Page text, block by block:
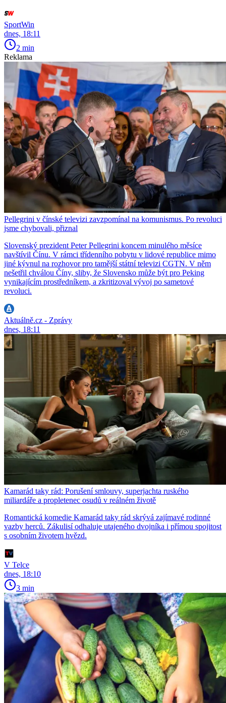
SportWin
dnes, 18:11
2 min
Reklama
Pellegrini v čínské televizi zavzpomínal na komunismus. Po revoluci
jsme chybovali, přiznal
Slovenský prezident Peter Pellegrini koncem minulého měsíce
navštívil Čínu. V rámci třídenního pobytu v lidové republice mimo
jiné kývnul na rozhovor pro tamější státní televizi CGTN. V něm
nešetřil chválou Číny, sliby, že Slovensko může být pro Peking
vynikajícím prostředníkem, a zkritizoval vývoj po sametové
revoluci.
Aktuálně.cz - Zprávy
dnes, 18:11
Kamarád taky rád: Porušení smlouvy, superjachta ruského
miliardáře a propletenec osudů v reálném životě
Romantická komedie Kamarád taky rád skrývá zajímavé rodinné
vazby herců. Zákulisí odhaluje utajeného dvojníka i přímou spojitost
s osobním životem hvězd.
V Telce
dnes, 18:10
3 min